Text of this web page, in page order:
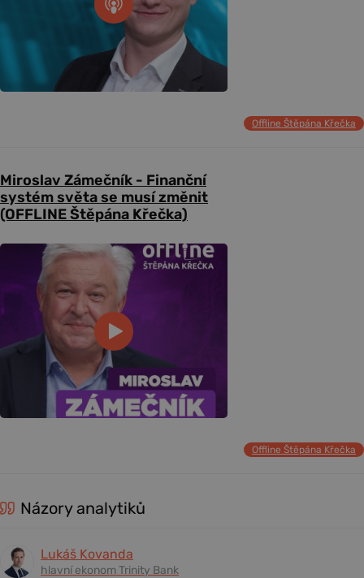
Offline Štěpána Křečka
Miroslav Zámečník - Finanční
systém světa se musí změnit
(OFFLINE Štěpána Křečka)
Offline Štěpána Křečka
Názory analytiků
Lukáš Kovanda
hlavní ekonom Trinity Bank